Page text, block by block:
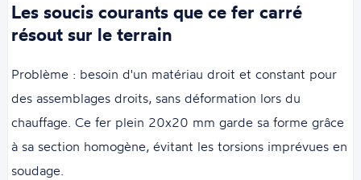
Les soucis courants que ce fer carré
résout sur le terrain
Problème : besoin d'un matériau droit et constant pour
des assemblages droits, sans déformation lors du
chauffage. Ce fer plein 20x20 mm garde sa forme grâce
à sa section homogène, évitant les torsions imprévues en
soudage.